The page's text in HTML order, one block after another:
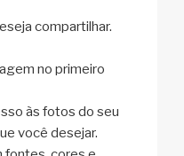
compartilhar.
no primeiro
às fotos do seu
você desejar.